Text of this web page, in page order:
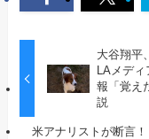
大谷翔平
LAメデ
報「覚え
説
米アナリストが断言